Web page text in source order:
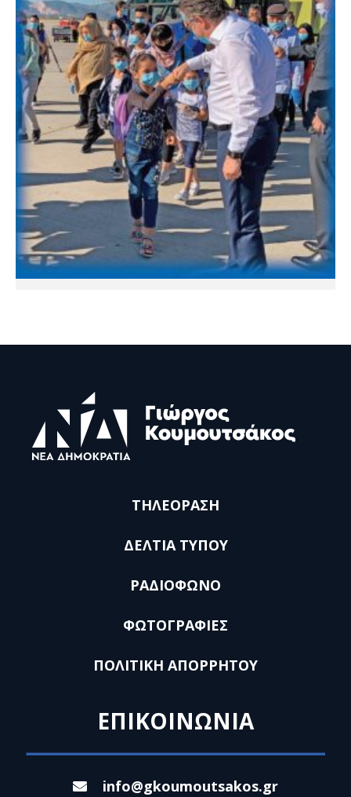
ΤΗΛΕΟΡΑΣΗ
ΔΕΛΤΙΑ ΤΥΠΟΥ
ΡΑΔΙΟΦΩΝΟ
ΦΩΤΟΓΡΑΦΙΕΣ
ΠΟΛΙΤΙΚΗ ΑΠΟΡΡΗΤΟΥ
ΕΠΙΚΟΙΝΩΝΙΑ
info@gkoumoutsakos.gr